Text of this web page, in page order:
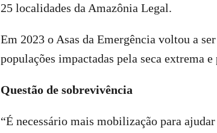
25 localidades da Amazônia Legal.
Em 2023 o Asas da Emergência voltou a
populações impactadas pela seca extrema
Questão de sobrevivência
“É necessário mais mobilização para